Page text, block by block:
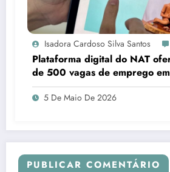
Isadora Cardoso Silva Santos
Plataforma digital do NAT
de 500 vagas de emprego
áreas em Sergipe
5 De Maio De 2026
PUBLICAR COMENTÁRIO